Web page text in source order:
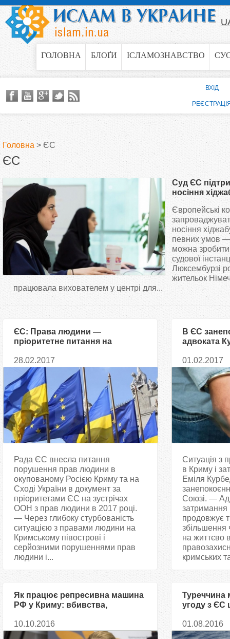
Jump to navigation
ГОЛОВНА БЛОҐИ ІСЛАМОЗНАВСТВО
В
и
є
т
Головна > ЄС
ЄС
Суд ЄС
носіння
побачивши
прав жінок
Європейські
носіння
певних умов —
можна
судової
Люксембурзі
жительок
працювала вихователем у центрі для...
ЄС: Права людини —
пріоритетне питання на
28.02.2017
Рада ЄС внесла питання
порушення прав людини в
окупованому Росією Криму та на
Сході України в документ за
пріоритетами ЄС на зустрічах
ООН з прав людини в 2017 році.
— Через глибоку стурбованість
ситуацією з правами людини на
Кримському півострові і
серйозними порушеннями прав
людини і...
В ЄС
адвоката
01.02.2017
Ситуація з
в Криму і
Еміля
Союзі. —
затримання
продовжує
збільшення
на життєво
кримських
Як працює репресивна машина
РФ у Криму: вбивства,
10.10.2016
Туреччина
угоду з ЄС
01.08.2016
ВХІД